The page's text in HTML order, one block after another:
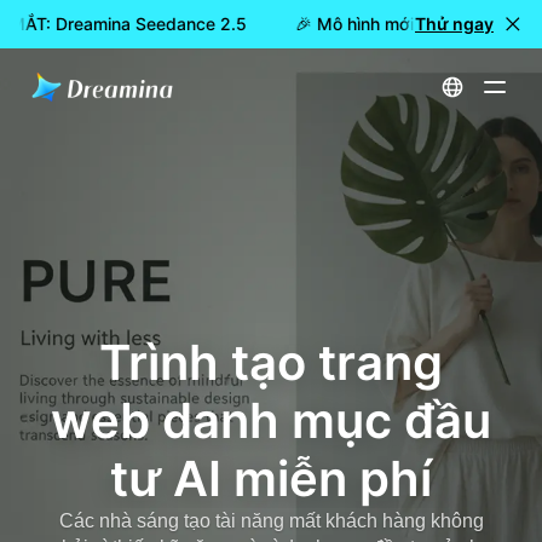
Dreamina Seedance 2.5 🎉 Mô hình mới đã RA MẮT:
Thử ngay
Trang chủ Tạo Trình tạo trang web danh mục đầu tư AI miễn phí
Trình tạo trang
web danh mục đầu
tư AI miễn phí
Các nhà sáng tạo tài năng mất khách hàng không